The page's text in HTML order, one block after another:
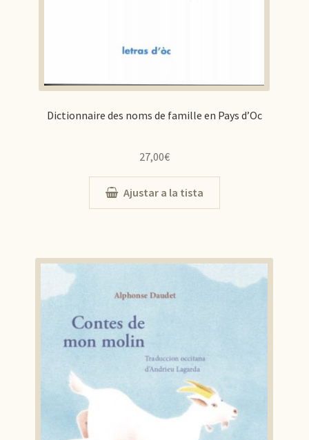
Dictionnaire des noms de famille en Pays d’Oc
27,00€
Ajustar a la tista